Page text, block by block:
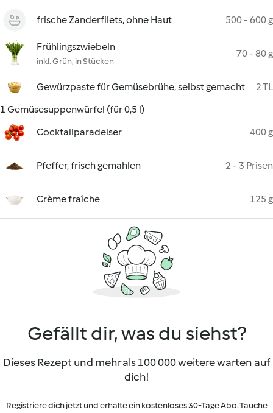
frische Zanderfilets, ohne Haut 500 - 600 g
Frühlingszwiebeln
inkl. Grün, in Stücken
70 - 80 g
Gewürzpaste für Gemüsebrühe, selbst gemacht
2 TL
1 Gemüsesuppenwürfel (für 0,5 l)
Cocktailparadeiser
400 g
Pfeffer, frisch gemahlen 2 - 3 Prisen
Crème fraîche 125 g
Gefällt dir, was du siehst?
Dieses Rezept und mehr als 100 000 weitere warten auf
dich!
Registriere dich jetzt und erhalte ein kostenloses 30-Tage Abo. Tauche